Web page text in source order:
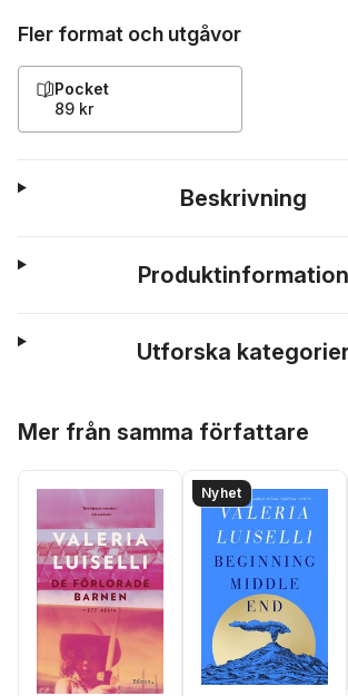
Fler format och utgåvor
Pocket
89 kr
Beskrivning
Produktinformation
Utforska kategorier
Mer från samma författare
Nyhet